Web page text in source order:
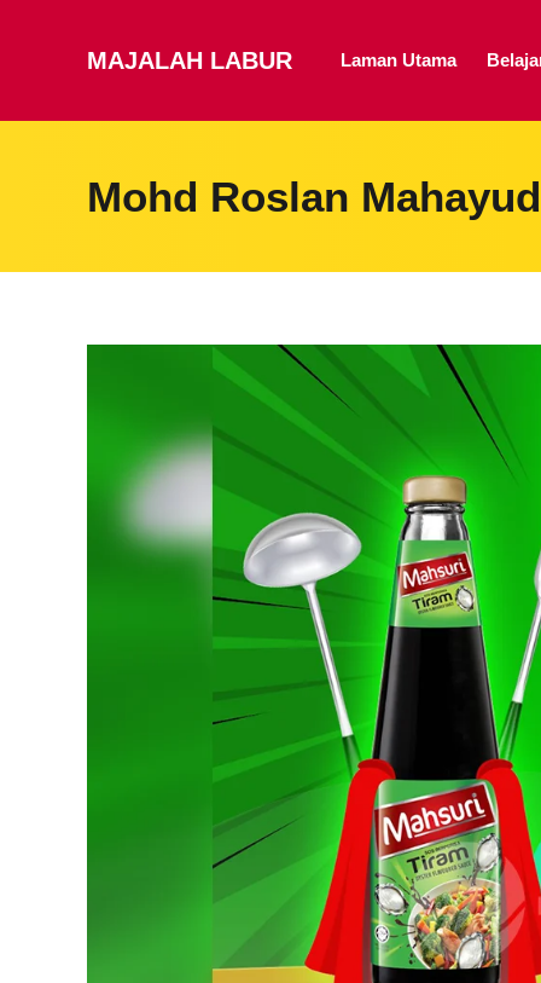
MAJALAH LABUR Laman Utama
Mohd Roslan